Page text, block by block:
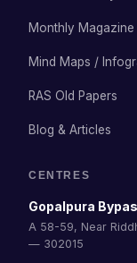
Monthly Magazine
Mind Maps /
RAS Old Papers
Blog & Articles
CENTRES
Gopalpura
A 58-59, Near
— 302015